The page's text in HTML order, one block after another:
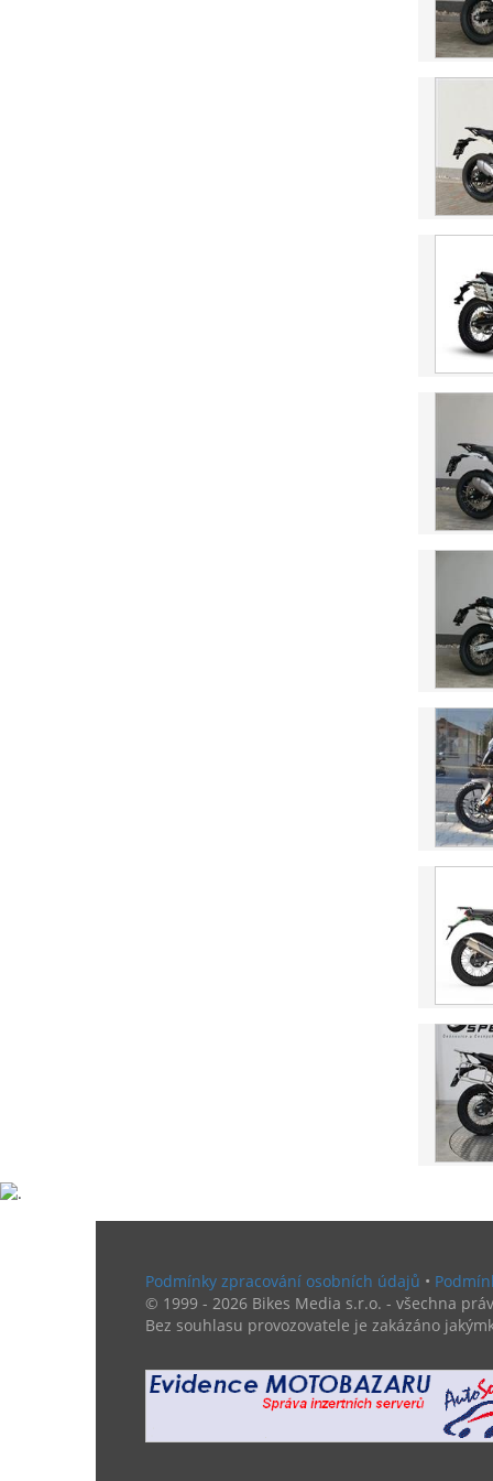
Podmínky zpracování osobních údajů •
© 1999 - 2026 Bikes Media s.r.o. - všechna
Bez souhlasu provozovatele je zakázáno